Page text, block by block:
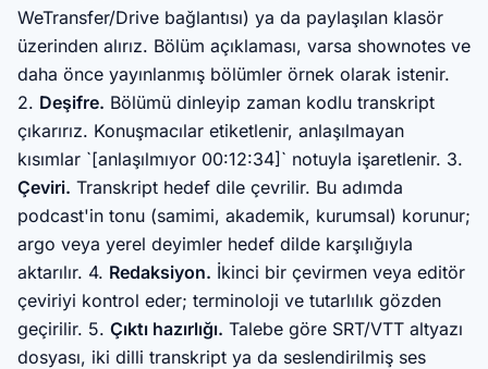
WeTransfer/Drive bağlantısı) ya da paylaşılan klasör
üzerinden alırız. Bölüm açıklaması, varsa shownotes ve
daha önce yayınlanmış bölümler örnek olarak istenir.
2. Deşifre. Bölümü dinleyip zaman kodlu transkript
çıkarırız. Konuşmacılar etiketlenir, anlaşılmayan
kısımlar `[anlaşılmıyor 00:12:34]` notuyla işaretlenir. 3.
Çeviri. Transkript hedef dile çevrilir. Bu adımda
podcast'in tonu (samimi, akademik, kurumsal) korunur;
argo veya yerel deyimler hedef dilde karşılığıyla
aktarılır. 4. Redaksiyon. İkinci bir çevirmen veya editör
çeviriyi kontrol eder; terminoloji ve tutarlılık gözden
geçirilir. 5. Çıktı hazırlığı. Talebe göre SRT/VTT altyazı
dosyası, iki dilli transkript ya da seslendirilmiş ses